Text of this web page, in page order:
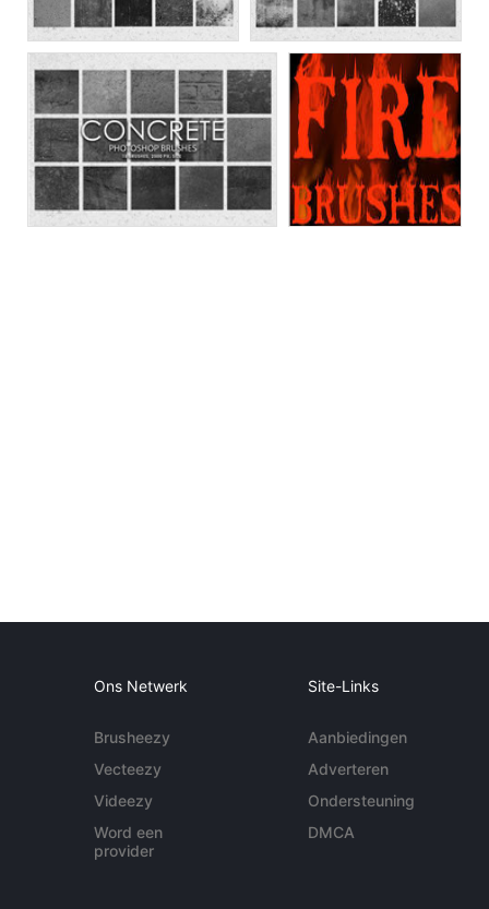
Ons Netwerk
Brusheezy
Vecteezy
Videezy
Word een
provider
Site-Links
Aanbiedingen
Adverteren
Ondersteuning
DMCA